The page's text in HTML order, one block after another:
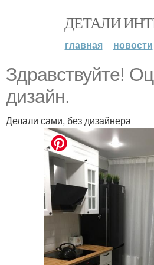
ДЕТАЛИ
главная новости
Здравствуйте!
дизайн.
Делали сами, без дизайнера